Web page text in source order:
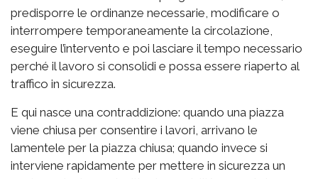
predisporre le ordinanze necessarie, modificare o
interrompere temporaneamente la circolazione,
eseguire l’intervento e poi lasciare il tempo necessario
perché il lavoro si consolidi e possa essere riaperto al
traffico in sicurezza.
E qui nasce una contraddizione: quando una piazza
viene chiusa per consentire i lavori, arrivano le
lamentele per la piazza chiusa; quando invece si
interviene rapidamente per mettere in sicurezza un